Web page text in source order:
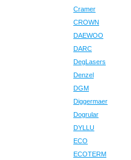
Cramer
CROWN
DAEWOO
DARC
DegLasers
Denzel
DGM
Diggermaer
Dogrular
DYLLU
ECO
ECOTERM